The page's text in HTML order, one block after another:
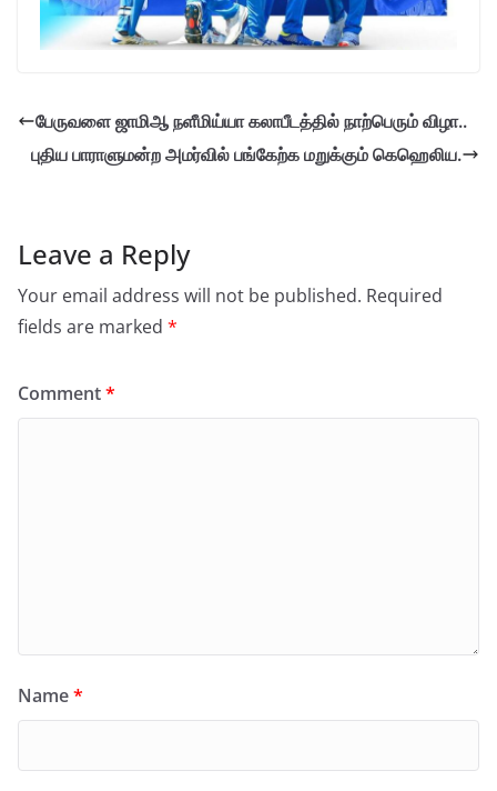
பேருவளை ஜாமிஆ நளீமிய்யா கலாபீடத்தில் நாற்பெரும் விழா..
புதிய பாராளுமன்ற அமர்வில் பங்கேற்க மறுக்கும் கெஹெலிய.
Leave a Reply
Your email address will not be published. Required
fields are marked *
Comment*
Name*